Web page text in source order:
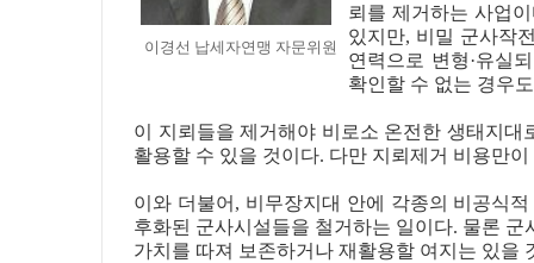
이경선 납세자연맹 자문위원
뢰를 제거하는 사업
있지만, 비밀 군사작
연력으로 변형·유실
확인할 수 없는 경우
이 지뢰들을 제거해야 비로소 온전한 생태지대
활용할 수 있을 것이다. 다만 지뢰제거 비용만
이와 더불어, 비무장지대 안에 각종의 비공식
후화된 군사시설들을 철거하는 일이다. 물론
가치를 따져 보존하거나 재활용할 여지는 있을